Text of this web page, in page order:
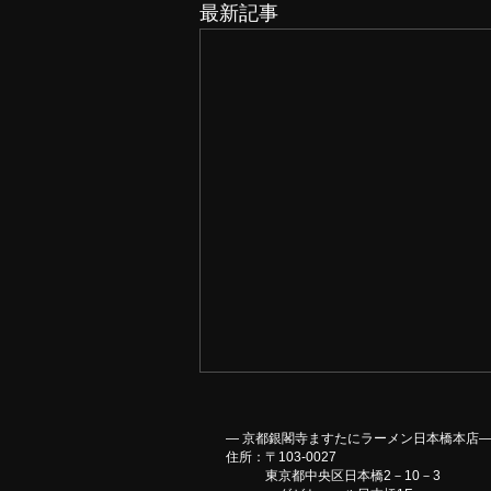
最新記事
― 京都銀閣寺ますたにラーメン日本橋本店―
住所：〒103-0027
東京都中央区日本橋2－10－3